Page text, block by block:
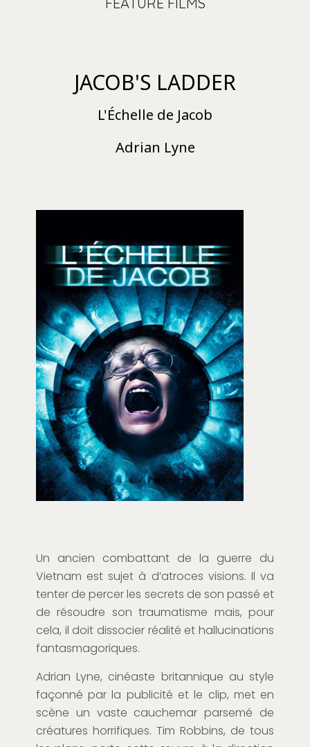
JACOB'S LADDER
L'Échelle de Jacob
Adrian Lyne
Un ancien combattant de la guerre du
Vietnam est sujet à d’atroces visions. Il va
tenter de percer les secrets de son passé et
de résoudre son traumatisme mais, pour
cela, il doit dissocier réalité et hallucinations
fantasmagoriques.
Adrian Lyne, cinéaste britannique au style
façonné par la publicité et le clip, met en
scène un vaste cauchemar parsemé de
créatures horrifiques. Tim Robbins, de tous